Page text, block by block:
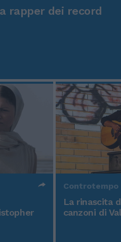
rapper dei record
Controtempo
La rinascita
canzoni di